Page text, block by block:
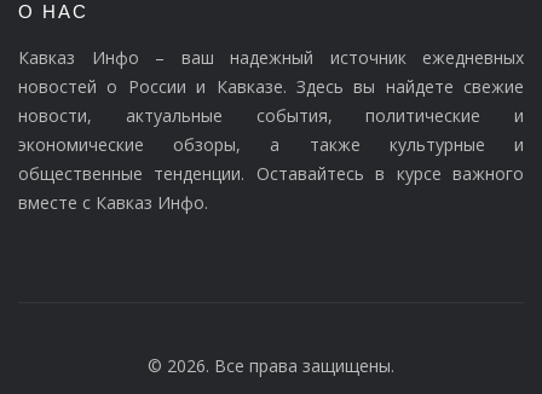
О НАС
Кавказ Инфо – ваш надежный источник ежедневных
новостей о России и Кавказе. Здесь вы найдете свежие
новости, актуальные события, политические и
экономические обзоры, а также культурные и
общественные тенденции. Оставайтесь в курсе важного
вместе с Кавказ Инфо.
© 2026. Все права защищены.